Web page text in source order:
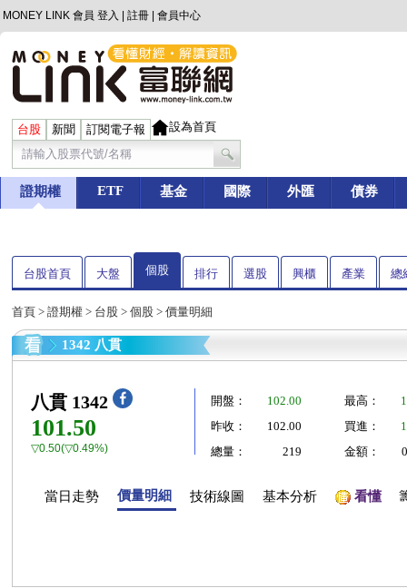
MONEY LINK 會員 登入 註冊 會員中心
台股 新聞 訂閱電子報 設為首頁
證期權 ETF 基金 國際 外匯 債券
台股首頁 大盤 個股 排行 選股 興櫃 產業 總
首頁 > 證期權 > 台股 > 個股 > 價量明細
1342 八貫
八貫 1342
101.50
▽0.50(▽0.49%)
開盤： 102.00 最高：
昨收：
102.00 買進：
總量：
219 金額：
當日走勢 價量明細 技術線圖 基本分析 看懂